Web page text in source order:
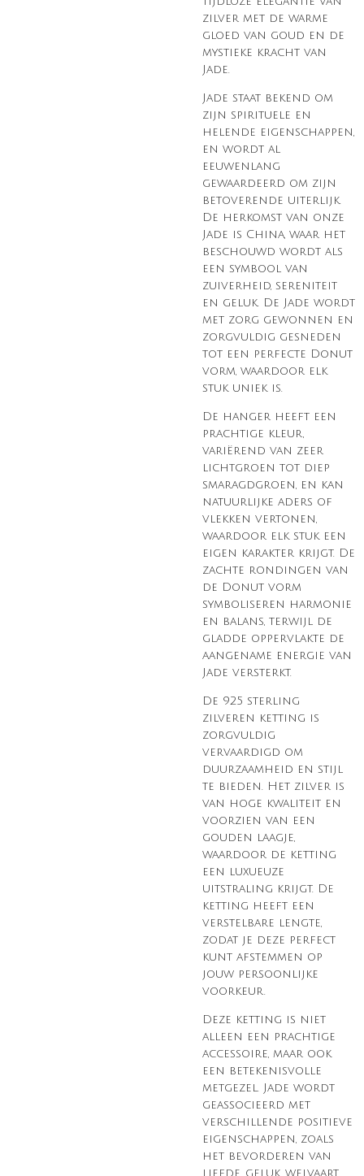
zilver met de warme
gloed van goud en de
mystieke kracht van
Jade.
Jade staat bekend om
zijn spirituele en
helende eigenschappen,
en wordt al
eeuwenlang
gewaardeerd om zijn
betoverende uiterlijk.
De herkomst van onze
Jade is China, waar het
beschouwd wordt als
een symbool van
zuiverheid, sereniteit
en geluk. De Jade wordt
met zorg gewonnen en
zorgvuldig gesneden
tot een perfecte Donut
vorm, waardoor elk
stuk uniek is.
De hanger heeft een
prachtige kleur,
variërend van zeer
lichtgroen tot diep
smaragdgroen, en kan
natuurlijke aders of
vlekken vertonen,
waardoor elk stuk een
eigen karakter krijgt. De
zachte rondingen van
de Donut vorm
symboliseren harmonie
en balans, terwijl de
gladde oppervlakte de
aangename energie van
Jade versterkt.
De 925 sterling
zilveren ketting is
zorgvuldig
vervaardigd om
duurzaamheid en stijl
te bieden. Het zilver is
van hoge kwaliteit en
voorzien van een
gouden laagje,
waardoor de ketting
een luxueuze
uitstraling krijgt. De
ketting heeft een
verstelbare lengte,
zodat je deze perfect
kunt afstemmen op
jouw persoonlijke
voorkeur.
Deze ketting is niet
alleen een prachtige
accessoire, maar ook
een betekenisvolle
metgezel. Jade wordt
geassocieerd met
verschillende positieve
eigenschappen, zoals
het bevorderen van
liefde, geluk, welvaart